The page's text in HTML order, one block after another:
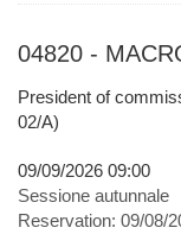
04820 -
President of
02/A)
09/09/2026 09:00
Sessione autunnale
Reservation: 09/08/